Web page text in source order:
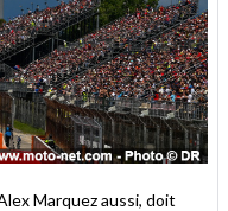
Marquez aussi, doit